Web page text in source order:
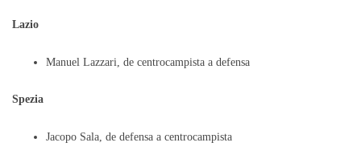
Lazio
Manuel Lazzari, de centrocampista a defensa
Spezia
Jacopo Sala, de defensa a centrocampista